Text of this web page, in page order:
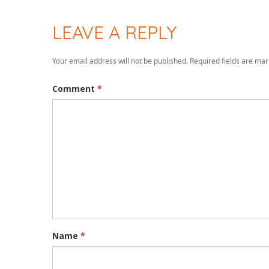
LEAVE A REPLY
Your email address will not be published. Required fields are
Comment *
Name *